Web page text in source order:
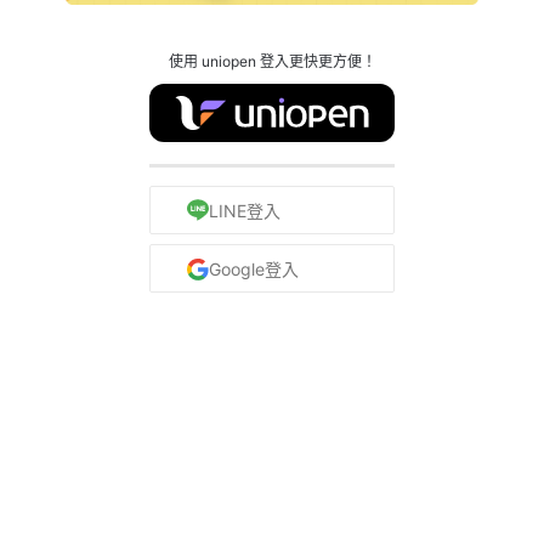
使用 uniopen 登入更快更方便！
LINE登入
Google登入